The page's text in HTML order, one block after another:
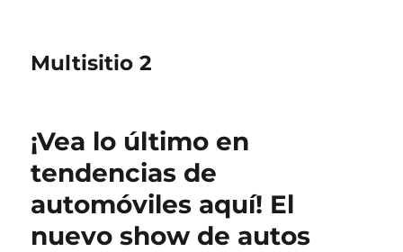
Multisitio 2
¡Vea lo último en
tendencias de
automóviles aquí! El
nuevo show de autos